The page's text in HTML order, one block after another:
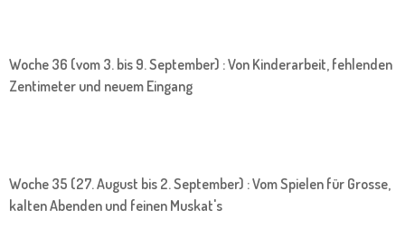
Woche 36 (vom 3. bis 9. September) : Von Kinderarbeit, fehlenden
Zentimeter und neuem Eingang
Woche 35 (27. August bis 2. September) : Vom Spielen für Grosse,
kalten Abenden und feinen Muskat's